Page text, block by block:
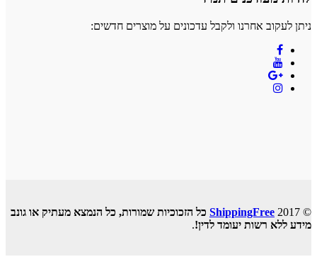
ניתן לעקוב אחרנו ולקבל עדכונים על מוצרים חדשים:
© 2017
ShippingFree כל הזכוכיות שמורות, כל הנמצא מעתיק או גונב
מידע ללא רשות יעומד לדין!.